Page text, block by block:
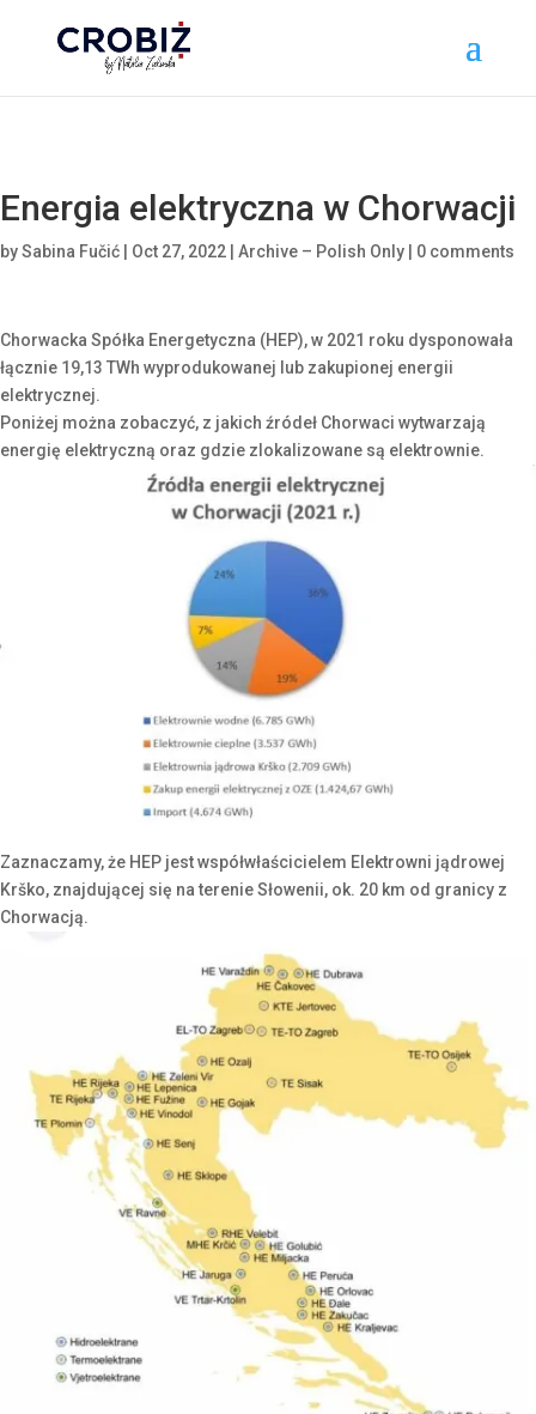
Energia elektryczna w Chorwacji
bySabina Fučić Oct 27, 2022 Archive – Polish Only 0 comments
Chorwacka Spółka Energetyczna (HEP), w 2021 roku dysponowała
łącznie 19,13 TWh wyprodukowanej lub zakupionej energii
elektrycznej.
Poniżej można zobaczyć, z jakich źródeł Chorwaci wytwarzają
energię elektryczną oraz gdzie zlokalizowane są elektrownie.
Zaznaczamy, że HEP jest współwłaścicielem Elektrowni jądrowej
Krško, znajdującej się na terenie Słowenii, ok. 20 km od granicy z
Chorwacją.